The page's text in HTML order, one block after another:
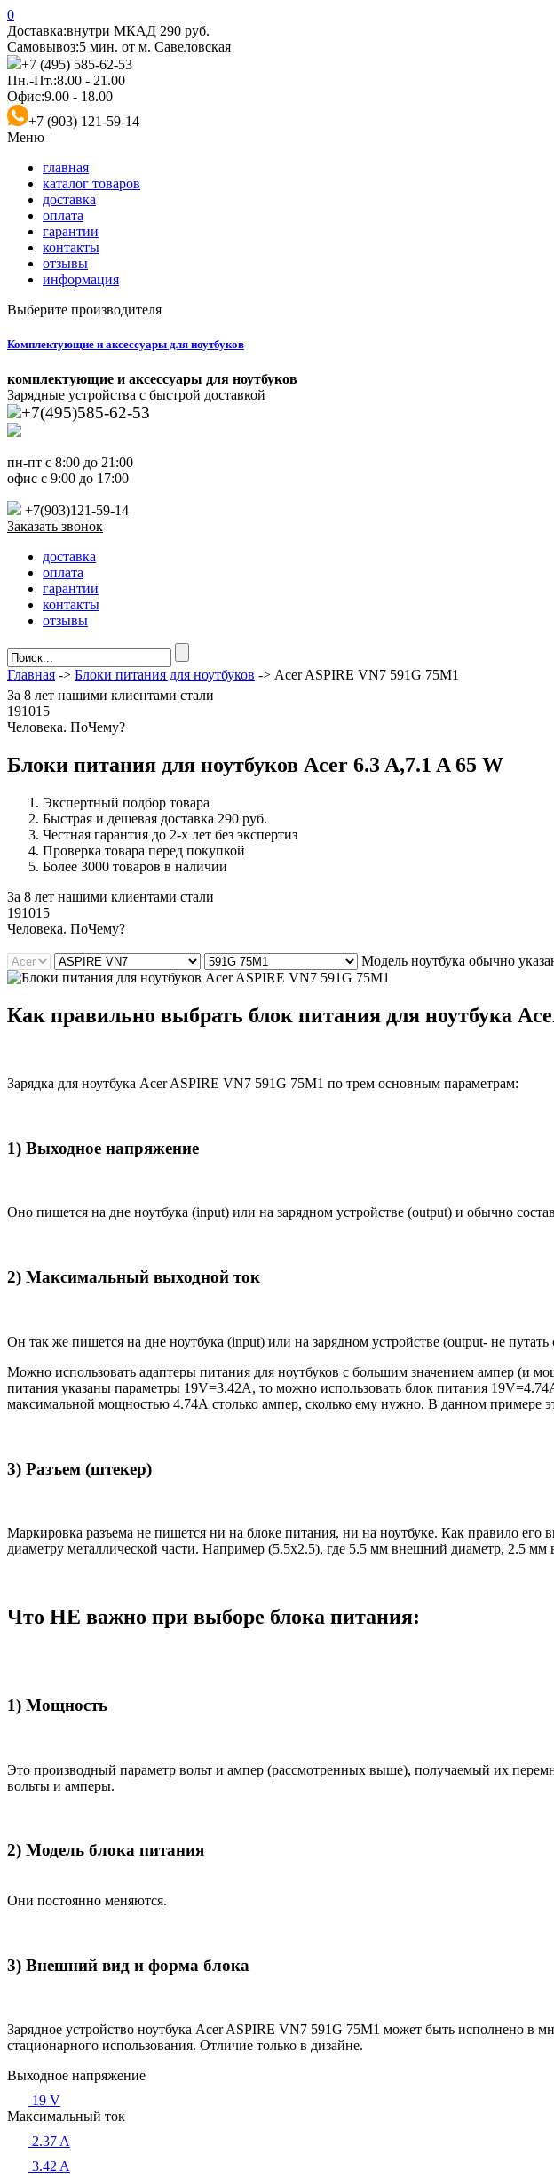
0
Доставка:внутри МКАД 290 руб.
Самовывоз:5 мин. от м. Савеловская
+7 (495) 585-62-53
Пн.-Пт.:8.00 - 21.00
Офис:9.00 - 18.00
+7 (903) 121-59-14
Меню
главная
каталог товаров
доставка
оплата
гарантии
контакты
отзывы
информация
Выберите производителя
Комплектующие и аксессуары для ноутбуков
комплектующие и аксессуары для ноутбуков
Зарядные устройства с быстрой доставкой
+7(495)585-62-53
пн-пт с 8:00 до 21:00
офис с 9:00 до 17:00
+7(903)121-59-14
Заказать звонок
доставка
оплата
гарантии
контакты
отзывы
Главная -> Блоки питания для ноутбуков -> Acer ASPIRE VN7 591G 75M1
За 8 лет нашими клиентами стали
191015
Человека. ПоЧему?
Блоки питания для ноутбуков Acer 6.3 A,7.1 A 65 W
Экспертный подбор товара
Быстрая и дешевая доставка 290 руб.
Честная гарантия до 2-х лет без экспертиз
Проверка товара перед покупкой
Более 3000 товаров в наличии
За 8 лет нашими клиентами стали
191015
Человека. ПоЧему?
Модель ноутбука обычно
Как правильно выбрать блок питания для ноутбука
Зарядка для ноутбука Acer ASPIRE VN7 591G 75M1 по трем основным параметрам:
1) Выходное напряжение
Оно пишется на дне ноутбука (input) или на зарядном устройстве (output) и обычно
2) Максимальный выходной ток
Он так же пишется на дне ноутбука (input) или на зарядном устройстве (output- не
Можно использовать адаптеры питания для ноутбуков с большим значением ампер (и
питания указаны параметры 19V=3.42A, то можно использовать блок питания
максимальной мощностью 4.74А столько ампер, сколько ему нужно. В данном примере
3) Разъем (штекер)
Маркировка разъема не пишется ни на блоке питания, ни на ноутбуке. Как правило
диаметру металлической части. Например (5.5x2.5), где 5.5 мм внешний диаметр, 2.5 мм
Что НЕ важно при выборе блока питания:
1) Мощность
Это производный параметр вольт и ампер (рассмотренных выше), получаемый их
вольты и амперы.
2) Модель блока питания
Они постоянно меняются.
3) Внешний вид и форма блока
Зарядное устройство ноутбука Acer ASPIRE VN7 591G 75M1 может быть исполнено в
стационарного использования. Отличие только в дизайне.
Выходное напряжение
19 V
Максимальный ток
2.37 A
3.42 A